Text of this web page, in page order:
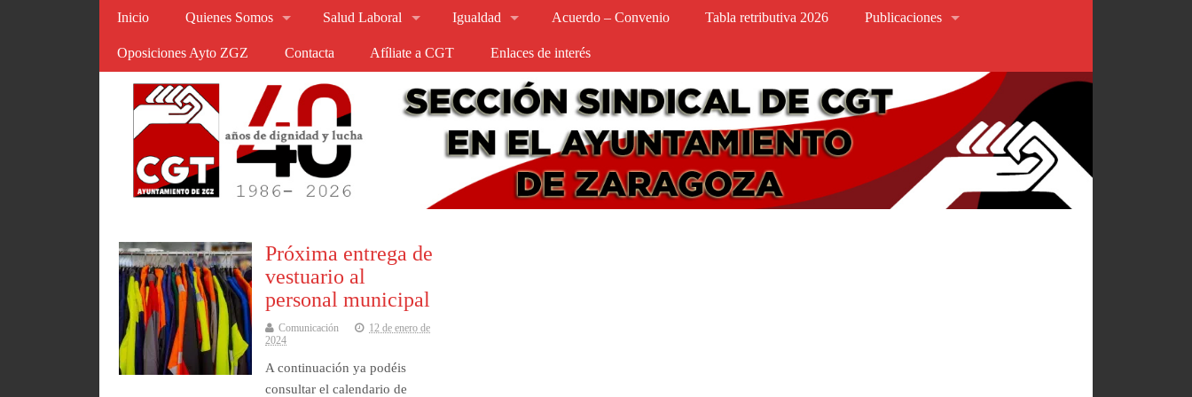
Inicio Quienes Somos Salud Laboral Igualdad Acuerdo – Convenio Tabla retributiva 2026 Publicaciones
Oposiciones Ayto ZGZ Contacta Afíliate a CGT Enlaces de interés
Próxima entrega de
vestuario al
personal municipal
Comunicación
12 de enero de
2024
A continuación ya podéis
consultar el calendario de